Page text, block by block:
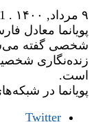
۹ مرداد, ۱۴۰۰
.
11
شخصی گفته
زنده‌نگاری
است.
پویانما در
Twitter